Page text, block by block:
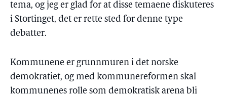
tema, og jeg er glad for at disse temaene diskuteres
i Stortinget, det er rette sted for denne type
debatter.
Kommunene er grunnmuren i det norske
demokratiet, og med kommunereformen skal
kommunenes rolle som demokratisk arena bli